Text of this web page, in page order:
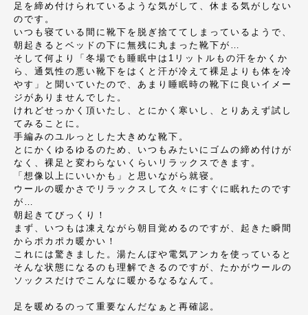
足を締め付けられているような気がして、休まる気がしない
のです。
いつも寝ている間に靴下を脱ぎ捨ててしまっているようで、
朝起きるとベッドの下に無残に丸まった靴下が…
そして何より「冬場でも睡眠中は1リットルもの汗をかくか
ら、通気性の悪い靴下をはくと汗が冷えて裸足よりも体を冷
やす」と聞いていたので、あまり睡眠時の靴下に良いイメー
ジがありませんでした。
けれどせっかく頂いたし、とにかく寒いし、とりあえず試し
てみることに。
手編みのユルっとした大きめな靴下。
とにかくゆるゆるのため、いつもみたいにゴムの締め付けが
なく、裸足と変わらないくらいリラックスできます。
「想像以上にいいかも」と思いながら就寝。
ウールの暖かさでリラックスして久々にすぐに眠れたのです
が…
朝起きてびっくり！
まず、いつもは凍えながら朝目覚めるのですが、起きた瞬間
からポカポカ暖かい！
これには驚きました。湯たんぽや電気アンカを使っていると
そんな状態になるのも理解できるのですが、たかがウールの
ソックスだけでこんなに暖かるなるなんて。
足を暖めるのって重要なんだなぁと再確認。